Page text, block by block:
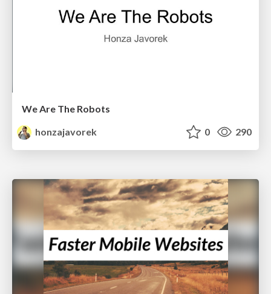
We Are The Robots
honzajavorek
0 290